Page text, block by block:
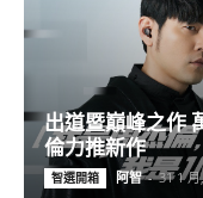
出道暨巔峰之作
倫力推新作
智選開箱 阿智 - 31 1